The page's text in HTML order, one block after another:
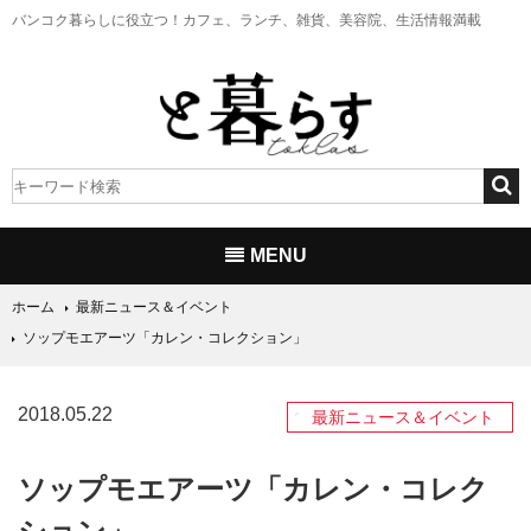
バンコク暮らしに役立つ！ カフェ、ランチ、雑貨、美容院、生活情報満載
MENU
ホーム
最新ニュース＆イベント
ソップモエアーツ「カレン・コレクション」
2018.05.22 最新ニュース＆イベント
ソップモエアーツ「カレン・コレク